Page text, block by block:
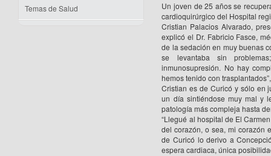
Temas de Salud
Un joven de 25 años se
cardioquirúrgico del Hospital
Cristian Palacios Alvarado,
explicó el Dr. Fabricio Fasce,
de la sedación en muy buenas
se levantaba sin
inmunosupresión. No hay
hemos tenido con
Cristian es de Curicó y sólo en
un día sintiéndose muy mal y
patología más compleja hasta
“Llegué al hospital de El
del corazón, o sea, mi corazón
de Curicó lo derivo a
espera cardiaca, única